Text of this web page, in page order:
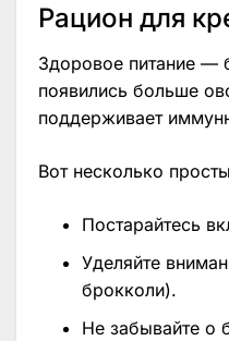
Рацион для
Здоровое питание —
появились больше
поддерживает
Вот несколько
Постарайтесь
Уделяйте
брокколи).
Не забывайте о